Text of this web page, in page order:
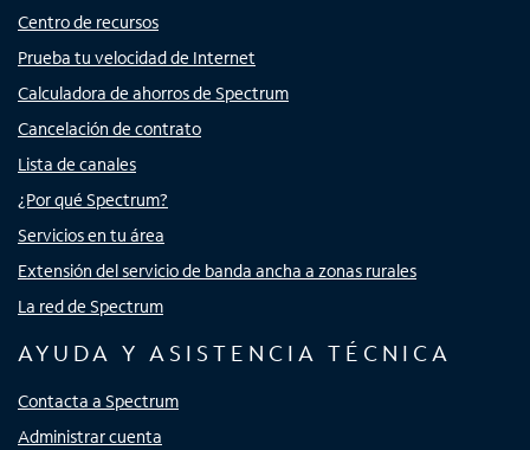
Centro de recursos
Prueba tu velocidad de Internet
Calculadora de ahorros de Spectrum
Cancelación de contrato
Lista de canales
¿Por qué Spectrum?
Servicios en tu área
Extensión del servicio de banda ancha a zonas rurales
La red de Spectrum
AYUDA Y ASISTENCIA TÉCNICA
Contacta a Spectrum
Administrar cuenta